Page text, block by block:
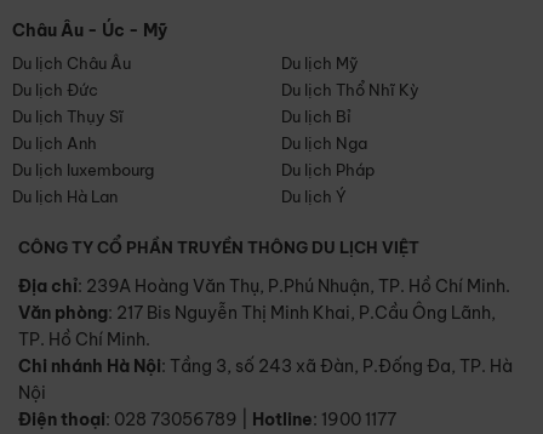
Châu Âu - Úc - Mỹ
Du lịch Châu Âu
Du lịch Mỹ
Du lịch Đức
Du lịch Thổ Nhĩ Kỳ
Du lịch Thụy Sĩ
Du lịch Bỉ
Du lịch Anh
Du lịch Nga
Du lịch luxembourg
Du lịch Pháp
Du lịch Hà Lan
Du lịch Ý
CÔNG TY CỔ PHẦN TRUYỀN THÔNG DU LỊCH VIỆT
Địa chỉ: 239A Hoàng Văn Thụ, P.Phú Nhuận, TP. Hồ Chí Minh.
Văn phòng: 217 Bis Nguyễn Thị Minh Khai, P.Cầu Ông Lãnh,
TP. Hồ Chí Minh.
Chi nhánh Hà Nội: Tầng 3, số 243 xã Đàn, P.Đống Đa, TP. Hà
Nội
Điện thoại: 028 73056789 Hotline: 1900 1177